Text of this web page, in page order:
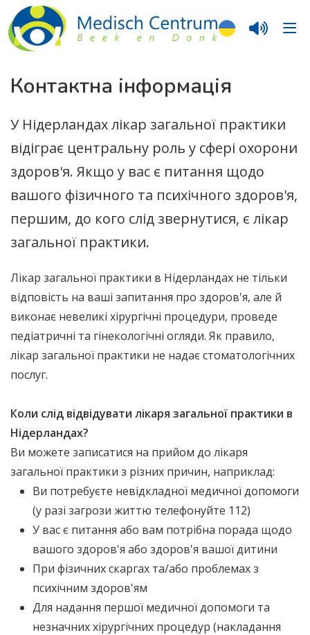
Контактна інформація
У Нідерландах лікар загальної практики
відіграє центральну роль у сфері охорони
здоров'я. Якщо у вас є питання щодо
вашого фізичного та психічного здоров'я,
першим, до кого слід звернутися, є лікар
загальної практики.
Лікар загальної практики в Нідерландах не тільки
відповість на ваші запитання про здоров'я, але й
виконає невеликі хірургічні процедури, проведе
педіатричні та гінекологічні огляди. Як правило,
лікар загальної практики не надає стоматологічних
послуг.
Коли слід відвідувати лікаря загальної практики в
Нідерландах?
Ви можете записатися на прийом до лікаря
загальної практики з різних причин, наприклад:
Ви потребуєте невідкладної медичної допомоги
(у разі загрози життю телефонуйте 112)
У вас є питання або вам потрібна порада щодо
вашого здоров'я або здоров'я вашої дитини
При фізичних скаргах та/або проблемах з
психічним здоров'ям
Для надання першої медичної допомоги та
незначних хірургічних процедур (накладання